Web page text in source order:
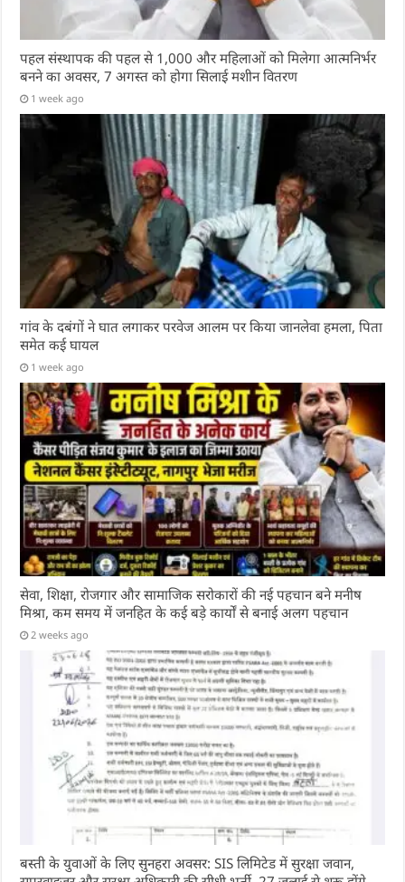
पहल संस्थापक की पहल से 1,000 और महिलाओं को मिलेगा आत्मनिर्भर
बनने का अवसर, 7 अगस्त को होगा सिलाई मशीन वितरण
1 week ago
गांव के दबंगों ने घात लगाकर परवेज आलम पर किया जानलेवा हमला, पिता
समेत कई घायल
1 week ago
सेवा, शिक्षा, रोजगार और सामाजिक सरोकारों की नई पहचान बने मनीष
मिश्रा, कम समय में जनहित के कई बड़े कार्यों से बनाई अलग पहचान
2 weeks ago
बस्ती के युवाओं के लिए सुनहरा अवसर: SIS लिमिटेड में सुरक्षा जवान,